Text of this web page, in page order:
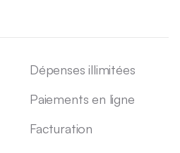
Dépenses illimitées
Paiements en ligne
Facturation